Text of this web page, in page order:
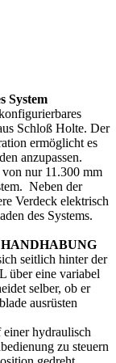
System
Schloß Holte. Der
ermöglicht es
anzupassen.
nur 11.300 mm
Neben der
Verdeck elektrisch
des Systems.
seitlich hinter der
über eine variabel
selber, ob er
ausrüsten
hydraulisch
zu steuern